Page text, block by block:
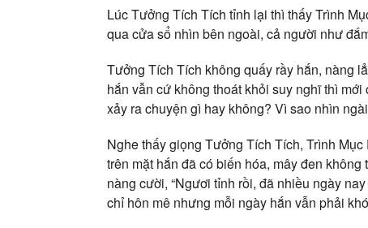
Lúc Tưởng Tích Tích tỉnh lại thì thấy Trình
qua cửa sổ nhìn bên ngoài, cả người như
Tưởng Tích Tích không quấy rầy hắn, nàng
hắn vẫn cứ không thoát khỏi suy nghĩ thì
xảy ra chuyện gì hay không? Vì sao nhìn
Nghe thấy giọng Tưởng Tích Tích, Trình
trên mặt hắn đã có biến hóa, mây đen
nàng cười, “Ngươi tỉnh rồi, đã nhiều ngày
chỉ hôn mê nhưng mỗi ngày hắn vẫn phải